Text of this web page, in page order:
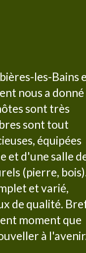
les-Bains
nous a donné
sont très
sont tout
équipées
et d'une salle
(pierre,
et varié,
de qualité.
moment que
à